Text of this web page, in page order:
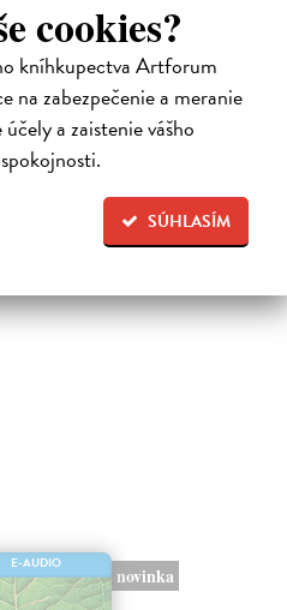
cookies?
kníhkupectva Artforum
na zabezpečenie a meranie
a zaistenie vášho
SÚHLASÍM
vydání
audiokniha
méně divoká. Vaše děti se v ní ale
– a to digitální obzvlášť.
E-AUDIO
novinka